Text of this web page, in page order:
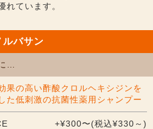
れています。
ルバサン
…
果の高い酢酸クロルヘキシジンを
た低刺激の抗菌性薬用シャンプー
+¥300〜(税込¥330～)